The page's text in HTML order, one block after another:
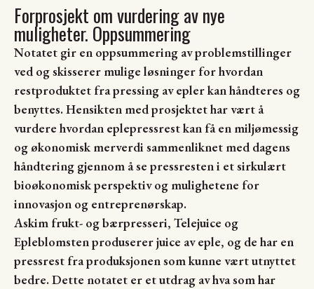
Forprosjekt om vurdering av nye
muligheter. Oppsummering
Notatet gir en oppsummering av problemstillinger
ved og skisserer mulige løsninger for hvordan
restproduktet fra pressing av epler kan håndteres og
benyttes. Hensikten med prosjektet har vært å
vurdere hvordan eplepressrest kan få en miljømessig
og økonomisk merverdi sammenliknet med dagens
håndtering gjennom å se pressresten i et sirkulært
bioøkonomisk perspektiv og mulighetene for
innovasjon og entreprenørskap.
Askim frukt- og bærpresseri, Telejuice og
Epleblomsten produserer juice av eple, og de har en
pressrest fra produksjonen som kunne vært utnyttet
bedre. Dette notatet er et utdrag av hva som har